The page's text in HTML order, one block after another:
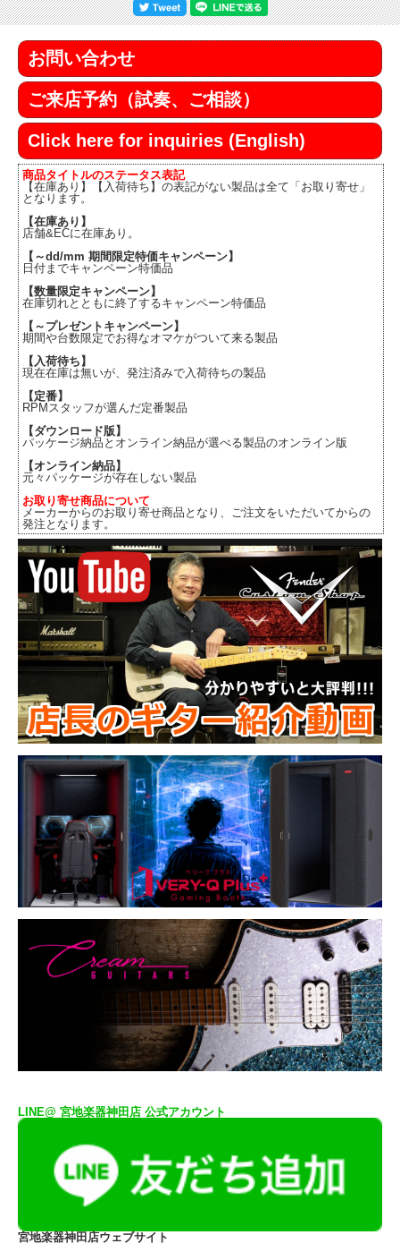
お問い合わせ
ご来店予約（試奏、ご相談）
Click here for inquiries (English)
商品タイトルのステータス表記
【在庫あり】【入荷待ち】の表記がない製品は全て「お取り寄せ」
となります。
【在庫あり】
店舗&ECに在庫あり。
【～dd/mm 期間限定特価キャンペーン】
日付までキャンペーン特価品
【数量限定キャンペーン】
在庫切れとともに終了するキャンペーン特価品
【～プレゼントキャンペーン】
期間や台数限定でお得なオマケがついて来る製品
【入荷待ち】
現在在庫は無いが、発注済みで入荷待ちの製品
【定番】
RPMスタッフが選んだ定番製品
【ダウンロード版】
パッケージ納品とオンライン納品が選べる製品のオンライン版
【オンライン納品】
元々パッケージが存在しない製品
お取り寄せ商品について
メーカーからのお取り寄せ商品となり、ご注文をいただいてからの
発注となります。
LINE@ 宮地楽器神田店 公式アカウント
宮地楽器神田店ウェブサイト